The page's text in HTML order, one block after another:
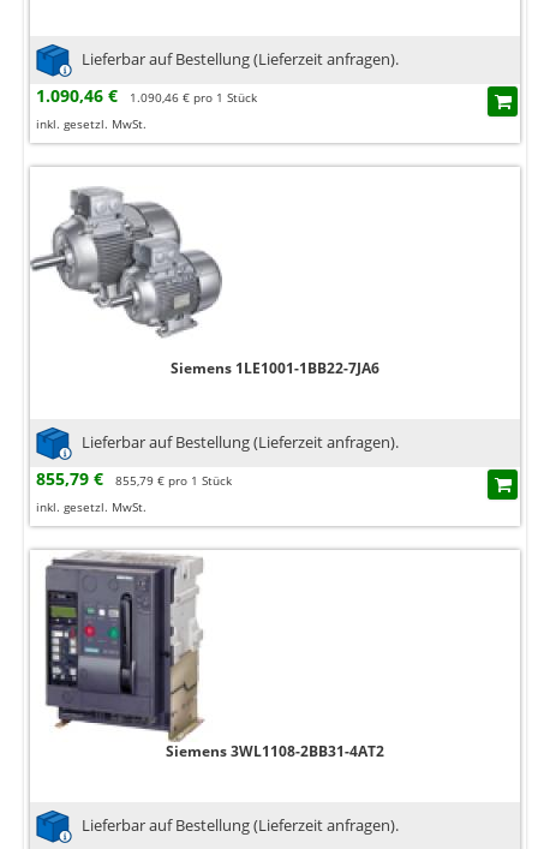
Lieferbar auf Bestellung (Lieferzeit anfragen).
1.090,46 €
1.090,46 € pro 1 Stück
inkl. gesetzl. MwSt.
Siemens 1LE1001-1BB22-7JA6
Lieferbar auf Bestellung (Lieferzeit anfragen).
855,79 €
855,79 € pro 1 Stück
inkl. gesetzl. MwSt.
Siemens 3WL1108-2BB31-4AT2
Lieferbar auf Bestellung (Lieferzeit anfragen).